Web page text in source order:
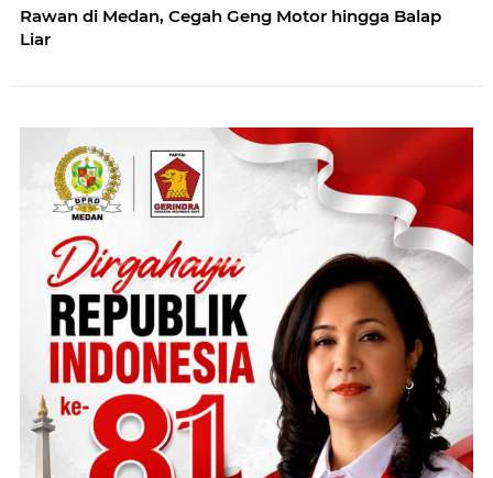
Rawan di Medan, Cegah Geng Motor hingga Balap
Liar